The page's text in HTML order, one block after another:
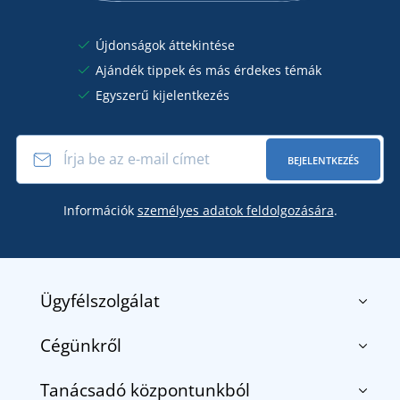
Újdonságok áttekintése
Ajándék tippek és más érdekes témák
Egyszerű kijelentkezés
BEJELENTKEZÉS
Információk személyes adatok feldolgozására.
Ügyfélszolgálat
Kapcsolat
Cégünkről
Rólunk
Tanácsadó központunkból